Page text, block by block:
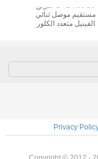
مستقيم موصل ثنائي
الفينيل متعدد الكلور
Privacy